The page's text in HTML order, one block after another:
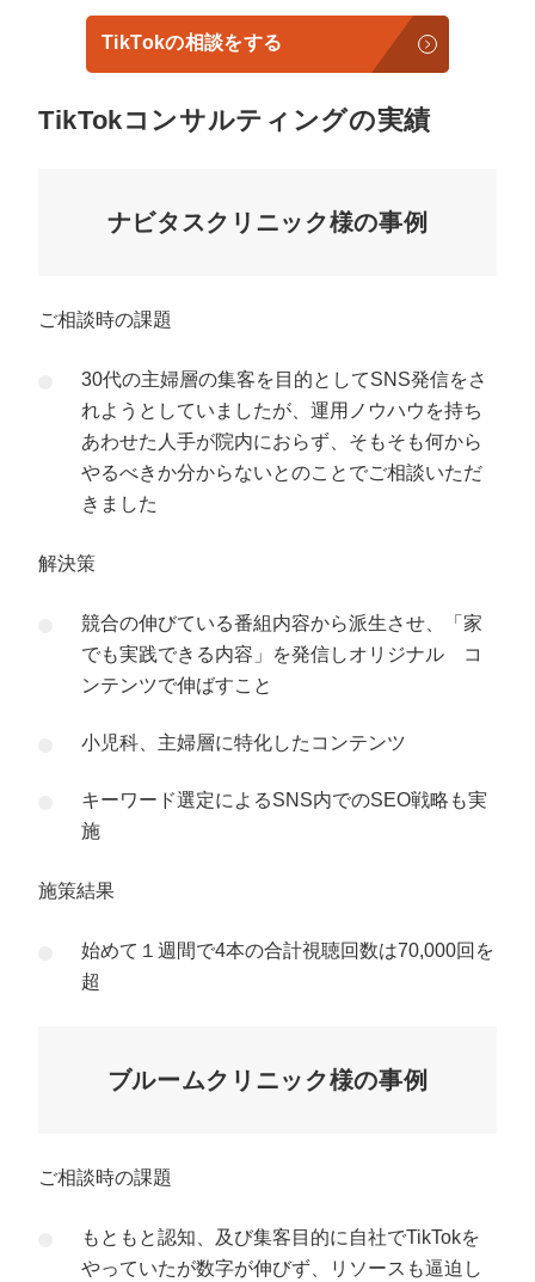
TikTokの相談をする
TikTokコンサルティングの実績
ナビタスクリニック様の事例
ご相談時の課題
30代の主婦層の集客を目的としてSNS発信をさ
れようとしていましたが、運用ノウハウを持ち
あわせた人手が院内におらず、そもそも何から
やるべきか分からないとのことでご相談いただ
きました
解決策
競合の伸びている番組内容から派生させ、「家
でも実践できる内容」を発信しオリジナル コ
ンテンツで伸ばすこと
小児科、主婦層に特化したコンテンツ
キーワード選定によるSNS内でのSEO戦略も実
施
施策結果
始めて１週間で4本の合計視聴回数は70,000回を
超
ブルームクリニック様の事例
ご相談時の課題
もともと認知、及び集客目的に自社でTikTokを
やっていたが数字が伸びず、リソースも逼迫し